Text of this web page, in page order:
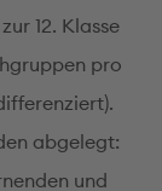
12. Klasse
pro
abgelegt:
und